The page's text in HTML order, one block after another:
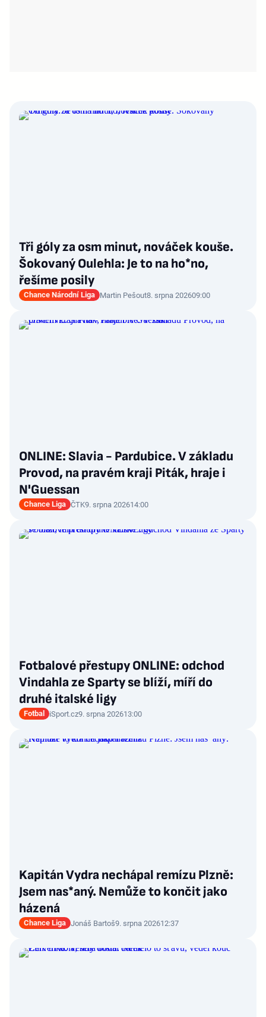
Tři góly za osm minut, nováček kouše.
Šokovaný Oulehla: Je to na ho*no,
řešíme posily
Chance Národní Liga Martin Pešout8. srpna 202609:00
ONLINE: Slavia - Pardubice. V základu
Provod, na pravém kraji Piták, hraje i
N'Guessan
Chance Liga ČTK9. srpna 202614:00
Fotbalové přestupy ONLINE: odchod
Vindahla ze Sparty se blíží, míří do
druhé italské ligy
Fotbal iSport.cz9. srpna 202613:00
Kapitán Vydra nechápal remízu Plzně:
Jsem nas*aný. Nemůže to končit jako
házená
Chance Liga Jonáš Bartoš9. srpna 202612:37